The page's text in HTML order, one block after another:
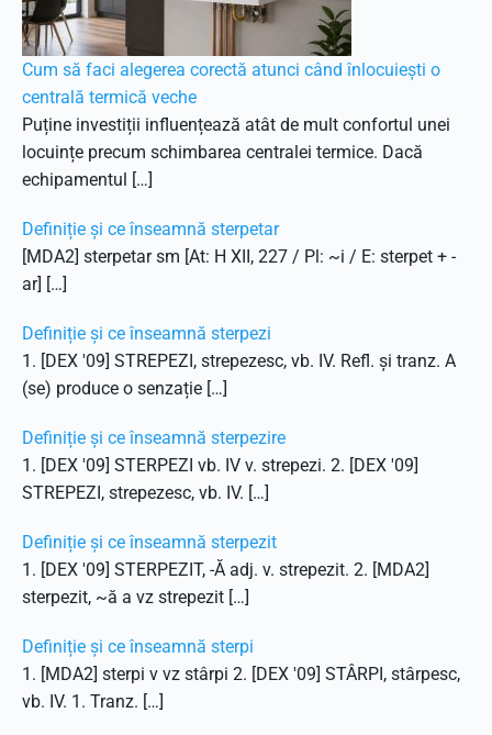
Cum să faci alegerea corectă atunci când înlocuiești o
centrală termică veche
Puține investiții influențează atât de mult confortul unei
locuințe precum schimbarea centralei termice. Dacă
echipamentul […]
Definiție și ce înseamnă sterpetar
[MDA2] sterpetar sm [At: H XII, 227 / Pl: ~i / E: sterpet + -
ar] […]
Definiție și ce înseamnă sterpezi
1. [DEX '09] STREPEZI, strepezesc, vb. IV. Refl. și tranz. A
(se) produce o senzație […]
Definiție și ce înseamnă sterpezire
1. [DEX '09] STERPEZI vb. IV v. strepezi. 2. [DEX '09]
STREPEZI, strepezesc, vb. IV. […]
Definiție și ce înseamnă sterpezit
1. [DEX '09] STERPEZIT, -Ă adj. v. strepezit. 2. [MDA2]
sterpezit, ~ă a vz strepezit […]
Definiție și ce înseamnă sterpi
1. [MDA2] sterpi v vz stârpi 2. [DEX '09] STÂRPI, stârpesc,
vb. IV. 1. Tranz. […]